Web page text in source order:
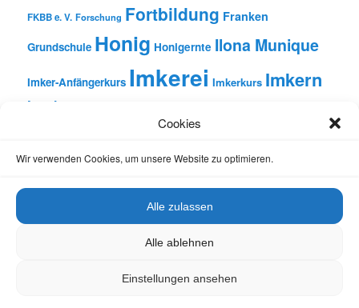
Cookies
Wir verwenden Cookies, um unsere Website zu optimieren.
Alle zulassen
Alle ablehnen
Einstellungen ansehen
FKBB e. V. Forschung Fortbildung Franken
Grundschule Honig Honigernte Ilona Munique
Imker-Anfängerkurs Imkerei Imkerkurs Imkern
Insekten
Natur Oberfranken
Unterricht
Vortrag Wachs
Datenschutz Stolz präsentiert von WordPress